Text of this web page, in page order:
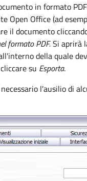
in formato
Open Office (ad
il documento
formato PDF.Si aprirà
della quale
su Esporta.
l'ausilio di